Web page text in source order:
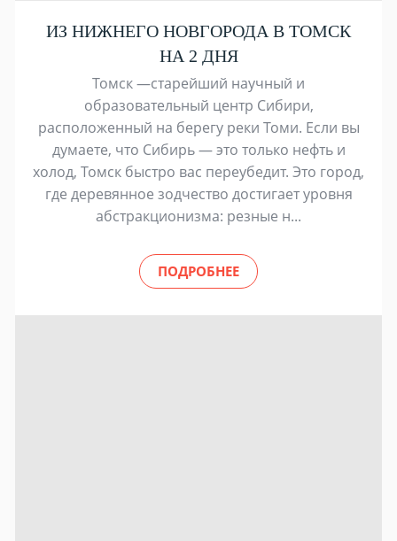
ИЗ НИЖНЕГО НОВГОРОДА В ТОМСК
НА 2 ДНЯ
Томск —старейший научный и
образовательный центр Сибири,
расположенный на берегу реки Томи. Если вы
думаете, что Сибирь — это только нефть и
холод, Томск быстро вас переубедит. Это город,
где деревянное зодчество достигает уровня
абстракционизма: резные н...
ПОДРОБНЕЕ